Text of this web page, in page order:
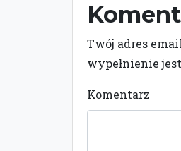
Twój adres
wypełnienie
Komentarz